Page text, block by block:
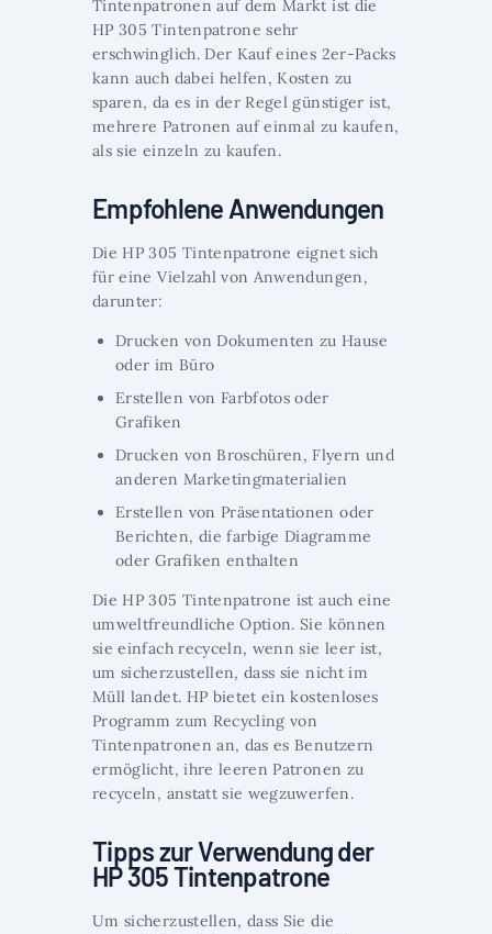
Tintenpatronen auf dem Markt ist die
HP 305 Tintenpatrone sehr
erschwinglich. Der Kauf eines 2er-Packs
kann auch dabei helfen, Kosten zu
sparen, da es in der Regel günstiger ist,
mehrere Patronen auf einmal zu kaufen,
als sie einzeln zu kaufen.
Empfohlene Anwendungen
Die HP 305 Tintenpatrone eignet sich
für eine Vielzahl von Anwendungen,
darunter:
Drucken von Dokumenten zu Hause
oder im Büro
Erstellen von Farbfotos oder
Grafiken
Drucken von Broschüren, Flyern und
anderen Marketingmaterialien
Erstellen von Präsentationen oder
Berichten, die farbige Diagramme
oder Grafiken enthalten
Die HP 305 Tintenpatrone ist auch eine
umweltfreundliche Option. Sie können
sie einfach recyceln, wenn sie leer ist,
um sicherzustellen, dass sie nicht im
Müll landet. HP bietet ein kostenloses
Programm zum Recycling von
Tintenpatronen an, das es Benutzern
ermöglicht, ihre leeren Patronen zu
recyceln, anstatt sie wegzuwerfen.
Tipps zur Verwendung der
HP 305 Tintenpatrone
Um sicherzustellen, dass Sie die